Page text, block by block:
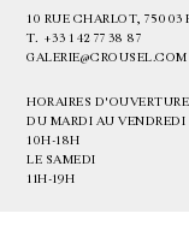
10 RUE CHARLOT, 75003
T. +33 1 42 77 38 87
GALERIE@CROUSEL.COM
HORAIRES D'OUVERTURE
DU MARDI AU VENDREDI
10H-18H
LE SAMEDI
11H-19H